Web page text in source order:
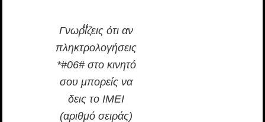
Γνωρίζεις ότι αν
πληκτρολογήσεις
*#06# στο κινητό
σου μπορείς να
δεις το IMEI
(αριθμό σειράς)